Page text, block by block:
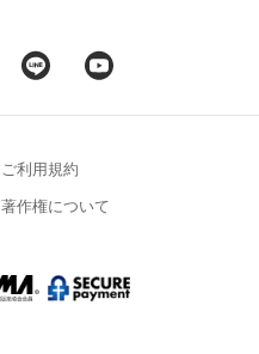
ご利用規約
著作権について